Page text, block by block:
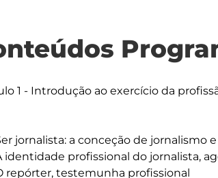
1 - Introdução ao exercício da